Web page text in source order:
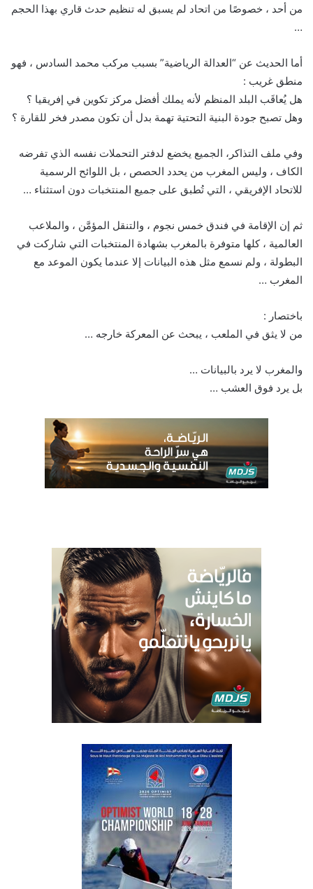
من أحد ، خصوصًا من اتحاد لم يسبق له تنظيم حدث قاري بهذا الحجم
…
أما الحديث عن “العدالة الرياضية” بسبب مركب محمد السادس ، فهو
منطق غريب :
هل يُعاقَب البلد المنظم لأنه يملك أفضل مركز تكوين في إفريقيا ؟
وهل تصبح جودة البنية التحتية تهمة بدل أن تكون مصدر فخر للقارة ؟
وفي ملف التذاكر، الجميع يخضع لدفتر التحملات نفسه الذي تفرضه
الكاف ، وليس المغرب من يحدد الحصص ، بل اللوائح الرسمية
للاتحاد الإفريقي ، التي تُطبق على جميع المنتخبات دون استثناء …
ثم إن الإقامة في فندق خمس نجوم ، والتنقل المؤمَّن ، والملاعب
العالمية ، كلها متوفرة بالمغرب بشهادة المنتخبات التي شاركت في
البطولة ، ولم نسمع مثل هذه البيانات إلا عندما يكون الموعد مع
المغرب …
باختصار :
من لا يثق في الملعب ، يبحث عن المعركة خارجه …
والمغرب لا يرد بالبيانات …
بل يرد فوق العشب …